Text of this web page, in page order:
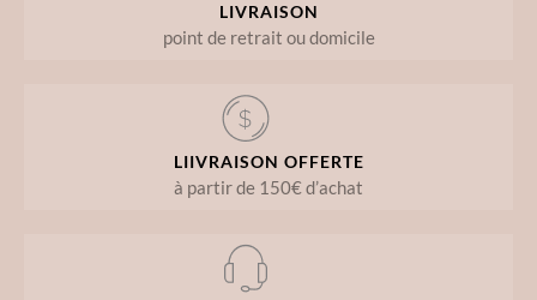
LIVRAISON
point de retrait ou domicile
LIIVRAISON OFFERTE
à partir de 150€ d’achat